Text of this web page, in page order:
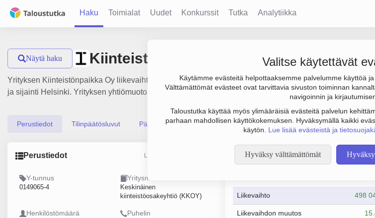
Haku Toimialat Uudet Konkurssit Tutka Analytiikka
Valitse käytettävät
Käytämme evästeitä helpottaaksemme palvelumme käyttöä
Välttämättömät evästeet ovat tarvittavia sivuston toiminnan
navigoinnin ja
Taloustutka käyttää myös ylimääräisiä evästeitä palvelun
parhaan mahdollisen käyttökokemuksen. Hyväksymällä kaikki
käytön. Lue lisää evästeistä ja
Hyväksy välttämättömät
Näytä haku Kiinteistönpaikka Oy
Yrityksen Kiinteistönpaikka Oy liikevaihto on 529 000 € ja tulos -104 000 €. Sen päätoimiala on Muu
ja sijainti Helsinki. Yrityksen yhtiömuoto Keskinäinen kiinteistöosakeyhtiö (KKOY).
Perustiedot Tilinpäätösluvut Päättäjätiedot
Perustiedot Lähde: YTJ, PRH, Traficom
Y-tunnus
0149065-4
Yritysmuoto
Keskinäinen
kiinteistöosakeyhtiö (KKOY)
Henkilöstömäärä Puhelin
Taloustiedot
Liikevaihto 498
Liikevaihdon muutos